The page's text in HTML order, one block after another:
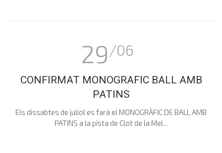
29/06
CONFIRMAT MONOGRAFIC BALL AMB
PATINS
Els dissabtes de juliol es farà el MONOGRÀFIC DE BALL AMB
PATINS a la pista de Clot de la Mel...